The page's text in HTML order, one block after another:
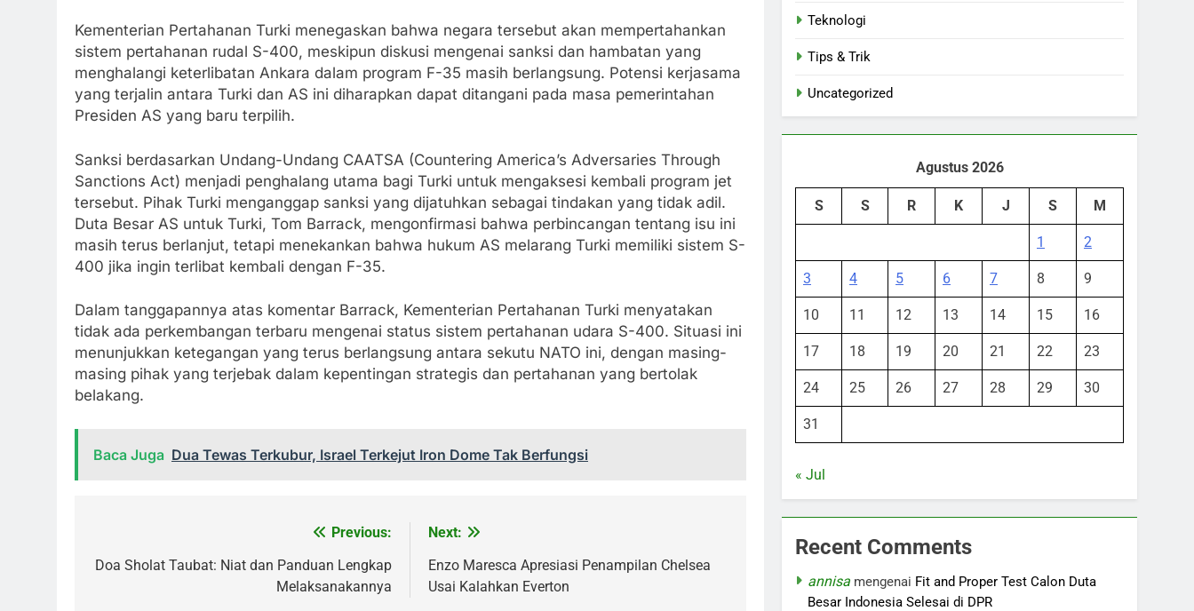
Kementerian Pertahanan Turki menegaskan bahwa negara tersebut akan mempertahankan
sistem pertahanan rudal S-400, meskipun diskusi mengenai sanksi dan hambatan yang
menghalangi keterlibatan Ankara dalam program F-35 masih berlangsung. Potensi kerjasama
yang terjalin antara Turki dan AS ini diharapkan dapat ditangani pada masa pemerintahan
Presiden AS yang baru terpilih.
Sanksi berdasarkan Undang-Undang CAATSA (Countering America’s Adversaries Through
Sanctions Act) menjadi penghalang utama bagi Turki untuk mengaksesi kembali program jet
tersebut. Pihak Turki menganggap sanksi yang dijatuhkan sebagai tindakan yang tidak adil.
Duta Besar AS untuk Turki, Tom Barrack, mengonfirmasi bahwa perbincangan tentang isu ini
masih terus berlanjut, tetapi menekankan bahwa hukum AS melarang Turki memiliki sistem S-
400 jika ingin terlibat kembali dengan F-35.
Dalam tanggapannya atas komentar Barrack, Kementerian Pertahanan Turki menyatakan
tidak ada perkembangan terbaru mengenai status sistem pertahanan udara S-400. Situasi ini
menunjukkan ketegangan yang terus berlangsung antara sekutu NATO ini, dengan masing-
masing pihak yang terjebak dalam kepentingan strategis dan pertahanan yang bertolak
belakang.
Baca Juga Dua Tewas Terkubur, Israel Terkejut Iron Dome Tak Berfungsi
pos
Previous:
Doa Sholat Taubat: Niat dan Panduan Lengkap
Melaksanakannya
Next:
Enzo Maresca Apresiasi Penampilan Chelsea
Usai Kalahkan Everton
Teknologi
Tips & Trik
Uncategorized
Agustus 2026
S S R K J S M
1 2
3 4 5 6 7 8 9
10 11 12 13 14 15 16
17 18 19 20 21 22 23
24 25 26 27 28 29 30
31
« Jul
Recent Comments
annisa mengenai Fit and Proper Test Calon Duta
Besar Indonesia Selesai di DPR